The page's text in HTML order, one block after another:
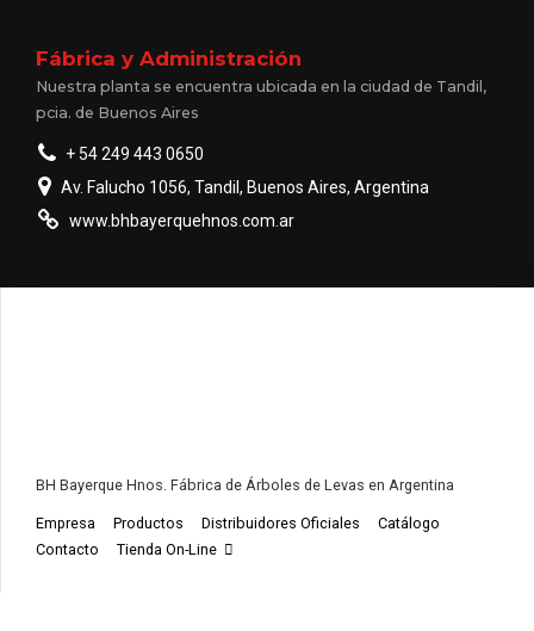
Fábrica y Administración
Nuestra planta se encuentra ubicada en la ciudad de Tandil,
pcia. de Buenos Aires
+ 54 249 443 0650
Av. Falucho 1056, Tandil, Buenos Aires, Argentina
www.bhbayerquehnos.com.ar
BH Bayerque Hnos. Fábrica de Árboles de Levas en Argentina
Empresa Productos Distribuidores Oficiales
Catálogo
Contacto
Tienda On-Line